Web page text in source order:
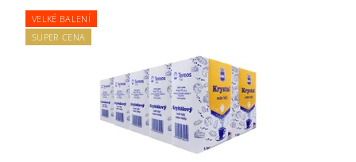
VELKÉ BALENÍ
SUPER CENA